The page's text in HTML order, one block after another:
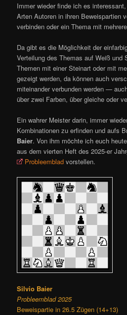
Immer wieder finde ich es
Arten Autoren in ihren Beweispartien
verbinden oder ein Thema mit
Da gibt es die Möglichkeit der
Verteilung des Themas auf Weiß und
Themen mit einer Steinart oder mit
gezeigt werden, da können auch
miteinander verbunden werden —
über zwei Farben, über gleiche oder
Ein wahrer Meister darin, immer
Kombinationen zu erfinden und aufs
Baier. Von ihm möchte ich euch
aus dem vierten Heft des 2025-er
Probleemblad vorstellen.
Silvio Baier
Probleemblad 2025
Beweispartie in 26.5 Zügen (14+13)